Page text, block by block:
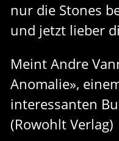
nur die Stones
und jetzt lieber
Meint Andre
Anomalie»,
interessanten
(Rowohlt Verlag)